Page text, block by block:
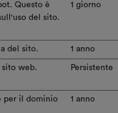
Questo è
del sito.
1 giorno
del sito. 1 anno
sito web. Persistente
per il dominio
1 anno